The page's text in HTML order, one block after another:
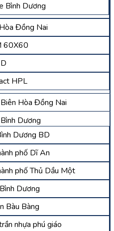
Bình Dương
Đồng Nai
60X60
HPL
Hòa Đồng Nai
Dương
Dương BD
phố Dĩ An
phố Thủ Dầu Một
Dương
Bàu Bàng
nhựa phú giáo